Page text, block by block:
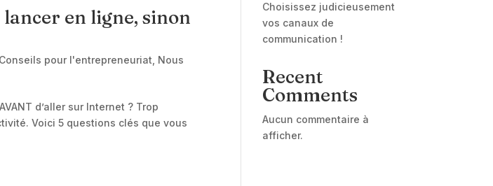
lancer en ligne, sinon
Conseils pour l'entrepreneuriat Nous
d’aller sur Internet ? Trop
Voici 5 questions clés que vous
Choisissez judicieusement
vos canaux de
communication !
Recent
Comments
Aucun commentaire à
afficher.